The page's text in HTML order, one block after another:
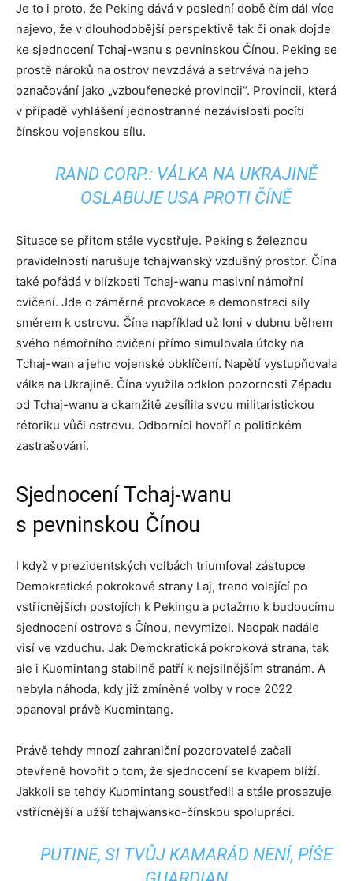
Je to i proto, že Peking dává v poslední době čím dál více
najevo, že v dlouhodobější perspektivě tak či onak dojde
ke sjednocení Tchaj-wanu s pevninskou Čínou. Peking se
prostě nároků na ostrov nevzdává a setrvává na jeho
označování jako „vzbouřenecké provincii“. Provincii, která
v případě vyhlášení jednostranné nezávislosti pocítí
čínskou vojenskou sílu.
RAND CORP.: VÁLKA NA UKRAJINĚ
OSLABUJE USA PROTI ČÍNĚ
Situace se přitom stále vyostřuje. Peking s železnou
pravidelností narušuje tchajwanský vzdušný prostor. Čína
také pořádá v blízkosti Tchaj-wanu masivní námořní
cvičení. Jde o záměrné provokace a demonstraci síly
směrem k ostrovu. Čína například už loni v dubnu během
svého námořního cvičení přímo simulovala útoky na
Tchaj-wan a jeho vojenské obklíčení. Napětí vystupňovala
válka na Ukrajině. Čína využila odklon pozornosti Západu
od Tchaj-wanu a okamžitě zesílila svou militaristickou
rétoriku vůči ostrovu. Odborníci hovoří o politickém
zastrašování.
Sjednocení Tchaj-wanu
s pevninskou Čínou
I když v prezidentských volbách triumfoval zástupce
Demokratické pokrokové strany Laj, trend volající po
vstřícnějších postojích k Pekingu a potažmo k budoucímu
sjednocení ostrova s Čínou, nevymizel. Naopak nadále
visí ve vzduchu. Jak Demokratická pokroková strana, tak
ale i Kuomintang stabilně patří k nejsilnějším stranám. A
nebyla náhoda, kdy již zmíněné volby v roce 2022
opanoval právě Kuomintang.
Právě tehdy mnozí zahraniční pozorovatelé začali
otevřeně hovořit o tom, že sjednocení se kvapem blíží.
Jakkoli se tehdy Kuomintang soustředil a stále prosazuje
vstřícnější a užší tchajwansko-čínskou spolupráci.
PUTINE, SI TVŮJ KAMARÁD NENÍ, PÍŠE